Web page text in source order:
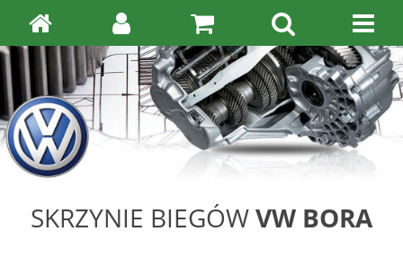
SKRZYNIE BIEGÓWVW BORA